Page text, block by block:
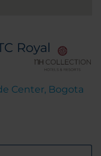
Royal
Center, Bogota